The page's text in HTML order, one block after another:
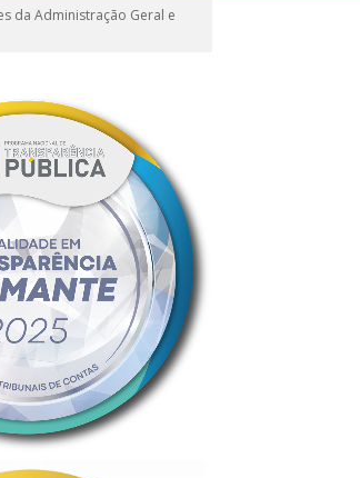
da Administração Geral e